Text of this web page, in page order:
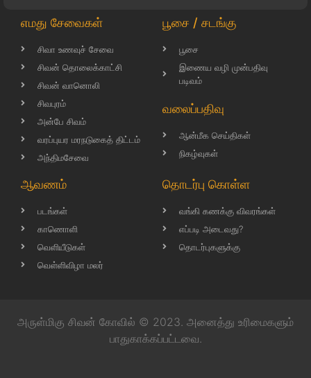
எமது சேவைகள்
சிவா உணவுச் சேவை
சிவன் தொலைக்காட்சி
சிவன் வானொலி
சிவபுரம்
அன்பே சிவம்
வரப்புயர மரநடுகைத் திட்டம்
அந்திமசேவை
பூசை / சடங்கு
பூசை
இணைய வழி முன்பதிவு
படிவம்
வலைப்பதிவு
ஆன்மீக செய்திகள்
நிகழ்வுகள்
ஆவணம்
படங்கள்
காணொளி
வெளியீடுகள்
வெள்ளிவிழா மலர்
தொடர்பு கொள்ள
வங்கி கணக்கு விவரங்கள்
எப்படி அடைவது?
தொடர்புகளுக்கு
அருள்மிகு சிவன் கோவில் © 2023. அனைத்து உரிமைகளும்
பாதுகாக்கப்பட்டவை.